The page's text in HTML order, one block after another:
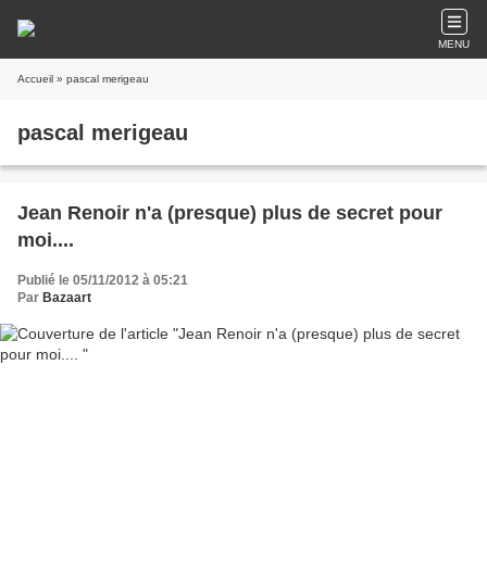
MENU
Accueil » pascal merigeau
pascal merigeau
Jean Renoir n'a (presque) plus de secret pour
moi....
Publié le 05/11/2012 à 05:21
Par Bazaart